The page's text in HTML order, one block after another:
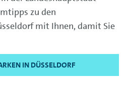
zu den
mit Ihnen, damit Sie
IN DÜSSELDORF